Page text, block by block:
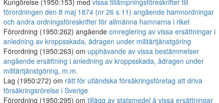
Kungörelse (1950:153) med vissa tillämpningsföreskrifter till
förordningen den 8 maj 1874 (nr 26 s 11) angående hamnordningar
och andra ordningsföreskrifter för allmänna hamnarna i riket
Förordning (1950:262) angående omreglering av vissa ersättningar i
anledning av kroppsskada, ådragen under militärtjänstgöring
Förordning (1950:263) om upphävande av vissa bestämmelser
angående ersättning i anledning av kroppsskada, ådragen under
militärtjänstgöring, m.m.
Lag (1950:272) om rätt för utländska försäkringsföretag att driva
försäkringsrörelse i Sverige
Förordning (1950:295) om tillägg av statsmedel å vissa ersättningar